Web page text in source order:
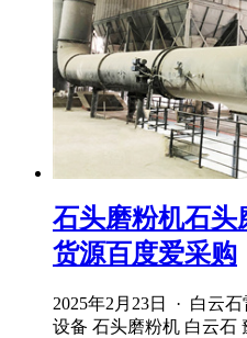
石头磨粉机石头
货源百度爱采购
2025年2月23日 · 白云
设备 石头磨粉机 白云石